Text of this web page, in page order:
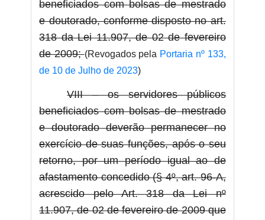
beneficiados com bolsas de mestrado
e doutorado, conforme disposto no art.
318 da Lei 11.907, de 02 de fevereiro
de 2009;(Revogados pela Portaria nº 133,
de 10 de Julho de 2023)
VIII – os servidores públicos
beneficiados com bolsas de mestrado
e doutorado deverão permanecer no
exercício de suas funções, após o seu
retorno, por um período igual ao de
afastamento concedido (§ 4º, art. 96-A,
acrescido pelo Art. 318 da Lei nº
11.907, de 02 de fevereiro de 2009 que